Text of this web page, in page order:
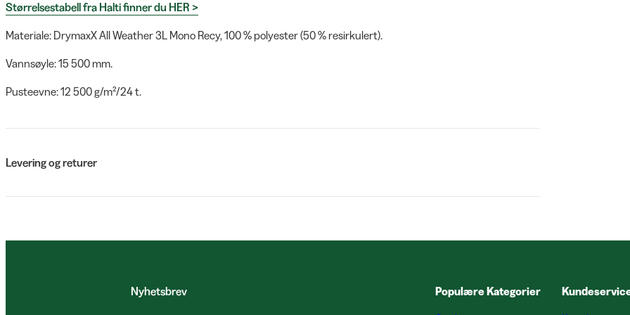
Størrelsestabell fra Halti finner du HER >
Materiale: DrymaxX All Weather 3L Mono Recy, 100 % polyester (50 % resirkulert).
Vannsøyle: 15 500 mm.
Pusteevne: 12 500 g/m²/24 t.
Levering og returer
Nyhetsbrev Populære Kategorier